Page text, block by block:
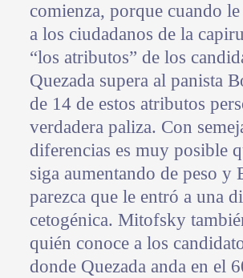
comienza, porque cuando
a los ciudadanos de la
“los atributos” de los
Quezada supera al panista
de 14 de estos atributos
verdadera paliza. Con
diferencias es muy posible
siga aumentando de peso y
parezca que le entró a una
cetogénica. Mitofsky
quién conoce a los
donde Quezada anda en el